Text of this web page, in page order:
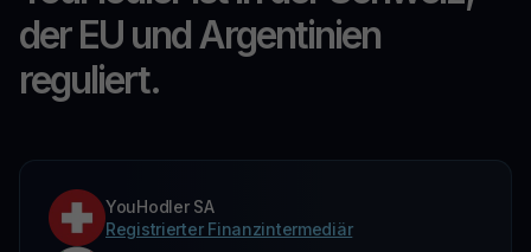
der EU und Argentinien
reguliert.
YouHodler SA
Registrierter Finanzintermediär